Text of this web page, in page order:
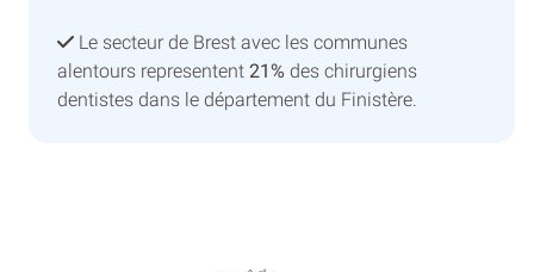
Le secteur de Brest avec les communes
alentours representent 21% des chirurgiens
dentistes dans le département du Finistère.